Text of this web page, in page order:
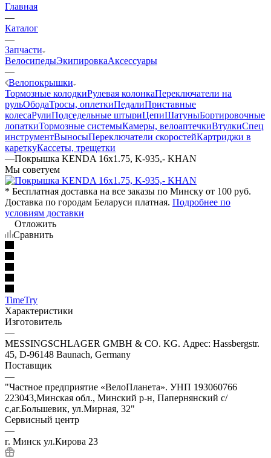
Главная
—
Каталог
—
Запчасти
ВелосипедыЭкипировкаАксессуары
—
Велопокрышки
Тормозные колодкиРулевая колонкаПереключатели на
рульОбодаТросы, оплеткиПедалиПриставные
колесаРулиПодседельные штыриЦепиШатуныБортировочные
лопаткиТормозные системыКамеры, велоаптечкиВтулкиСпец
инструментВыносыПереключатели скоростейКартриджи в
кареткуКассеты, трещетки
—Покрышка KENDA 16x1.75, K-935,- KHAN
Мы советуем
* Бесплатная доставка на все заказы по Минску от 100 руб.
Доставка по городам Беларуси платная. Подробнее по
условиям доставки
Отложить
Сравнить
TimeTry
Характеристики
Изготовитель
—
MESSINGSCHLAGER GMBH & CO. KG. Адрес: Hassbergstr.
45, D-96148 Baunach, Germany
Поставщик
—
"Частное предприятие «ВелоПланета». УНП 193060766
223043,Минская обл., Минский р-н, Папернянский с/
с,аг.Большевик, ул.Мирная, 32"
Сервисный центр
—
г. Минск ул.Кирова 23